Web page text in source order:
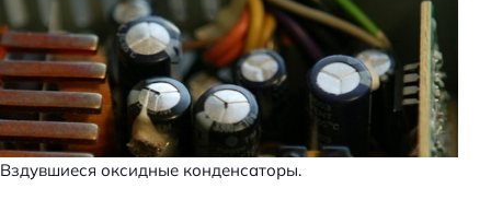
Вздувшиеся оксидные конденсаторы.